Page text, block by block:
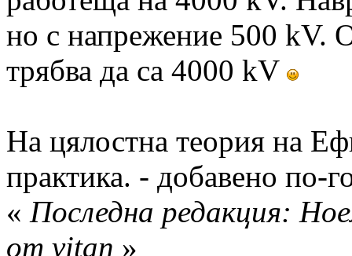
но с напрежение 500 kV.
трябва да са 4000 kV
На цялостна теория на
практика. - добавено по-
« Последна редакция:
от vitan »